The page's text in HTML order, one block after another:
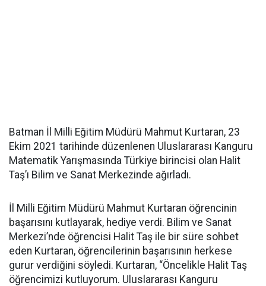
Batman İl Milli Eğitim Müdürü Mahmut Kurtaran, 23
Ekim 2021 tarihinde düzenlenen Uluslararası Kanguru
Matematik Yarışmasında Türkiye birincisi olan Halit
Taş’ı Bilim ve Sanat Merkezinde ağırladı.
İl Milli Eğitim Müdürü Mahmut Kurtaran öğrencinin
başarısını kutlayarak, hediye verdi. Bilim ve Sanat
Merkezi’nde öğrencisi Halit Taş ile bir süre sohbet
eden Kurtaran, öğrencilerinin başarısının herkese
gurur verdiğini söyledi. Kurtaran, “Öncelikle Halit Taş
öğrencimizi kutluyorum. Uluslararası Kanguru